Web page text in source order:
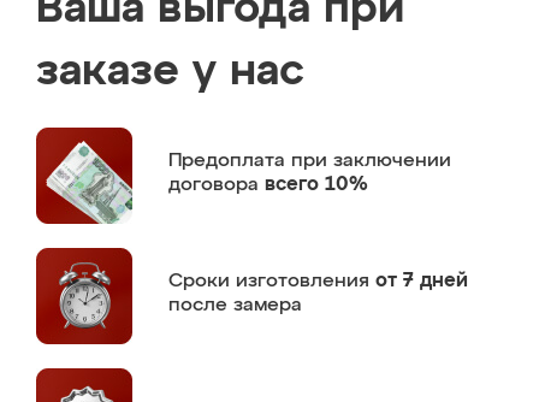
Ваша выгода при
заказе у нас
Предоплата при заключении
договора всего 10%
Сроки изготовления от 7 дней
после замера